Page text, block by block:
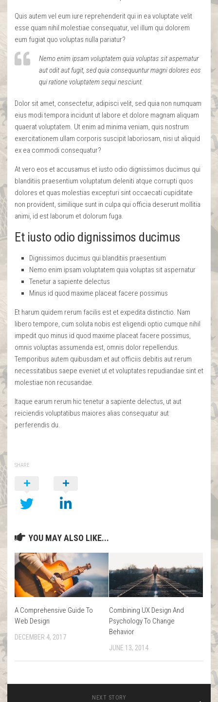
Quis autem vel eum iure reprehenderit qui in ea voluptate velit
esse quam nihil molestiae consequatur, vel illum qui dolorem
eum fugiat quo voluptas nulla pariatur?
Nemo enim ipsam voluptatem quia voluptas sit aspernatur
aut odit aut fugit, sed quia consequuntur magni dolores eos
qui ratione voluptatem sequi nesciunt.
Dolor sit amet, consectetur, adipisci velit, sed quia non numquam
eius modi tempora incidunt ut labore et dolore magnam aliquam
quaerat voluptatem. Ut enim ad minima veniam, quis nostrum
exercitationem ullam corporis suscipit laboriosam, nisi ut aliquid
ex ea commodi consequatur?
At vero eos et accusamus et iusto odio dignissimos ducimus qui
blanditiis praesentium voluptatum deleniti atque corrupti quos
dolores et quas molestias excepturi sint occaecati cupiditate
non provident, similique sunt in culpa qui officia deserunt mollitia
animi, id est laborum et dolorum fuga.
Et iusto odio dignissimos ducimus
Dignissimos ducimus qui blanditiis praesentium
Nemo enim ipsam voluptatem quia voluptas sit aspernatur
Tenetur a sapiente delectus
Minus id quod maxime placeat facere possimus
Et harum quidem rerum facilis est et expedita distinctio. Nam
libero tempore, cum soluta nobis est eligendi optio cumque nihil
impedit quo minus id quod maxime placeat facere possimus,
omnis voluptas assumenda est, omnis dolor repellendus.
Temporibus autem quibusdam et aut officiis debitis aut rerum
necessitatibus saepe eveniet ut et voluptates repudiandae sint et
molestiae non recusandae.
Itaque earum rerum hic tenetur a sapiente delectus, ut aut
reiciendis voluptatibus maiores alias consequatur aut
perferendis du.
SHARE
YOU MAY ALSO LIKE...
A Comprehensive Guide To
Web Design
DECEMBER 4, 2017
Combining UX Design And
Psychology To Change
Behavior
JUNE 13, 2014
NEXT STORY